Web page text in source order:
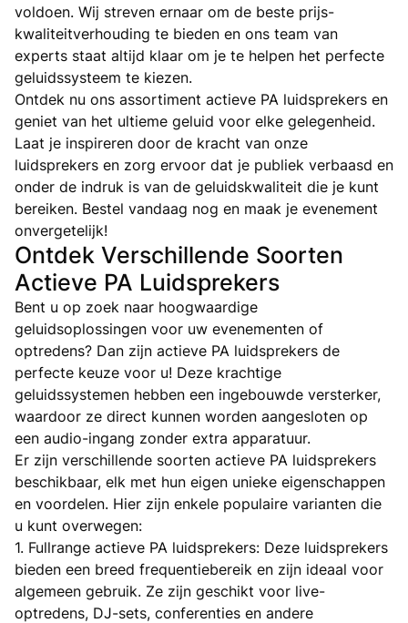
voldoen. Wij streven ernaar om de beste prijs-
kwaliteitverhouding te bieden en ons team van
experts staat altijd klaar om je te helpen het perfecte
geluidssysteem te kiezen.
Ontdek nu ons assortiment actieve PA luidsprekers en
geniet van het ultieme geluid voor elke gelegenheid.
Laat je inspireren door de kracht van onze
luidsprekers en zorg ervoor dat je publiek verbaasd en
onder de indruk is van de geluidskwaliteit die je kunt
bereiken. Bestel vandaag nog en maak je evenement
onvergetelijk!
Ontdek Verschillende Soorten
Actieve PA Luidsprekers
Bent u op zoek naar hoogwaardige
geluidsoplossingen voor uw evenementen of
optredens? Dan zijn actieve PA luidsprekers de
perfecte keuze voor u! Deze krachtige
geluidssystemen hebben een ingebouwde versterker,
waardoor ze direct kunnen worden aangesloten op
een audio-ingang zonder extra apparatuur.
Er zijn verschillende soorten actieve PA luidsprekers
beschikbaar, elk met hun eigen unieke eigenschappen
en voordelen. Hier zijn enkele populaire varianten die
u kunt overwegen:
1. Fullrange actieve PA luidsprekers: Deze luidsprekers
bieden een breed frequentiebereik en zijn ideaal voor
algemeen gebruik. Ze zijn geschikt voor live-
optredens, DJ-sets, conferenties en andere